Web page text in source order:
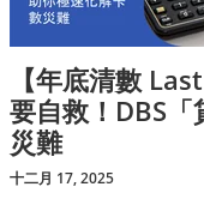
【年底清數
要自救！DBS
災難
十二月 17, 2025